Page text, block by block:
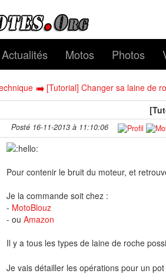
Actualités Motos Photos
[Tutorial] Changer sa laine de
Posté 16-11-2013 à 11:10:06
Pour contenir le bruit du moteur, et
Je la commande soit chez :
- MotoBlouz
- ou Amazon
Il y a tous les types de laine de roche
Je vais détailler les opérations pour un